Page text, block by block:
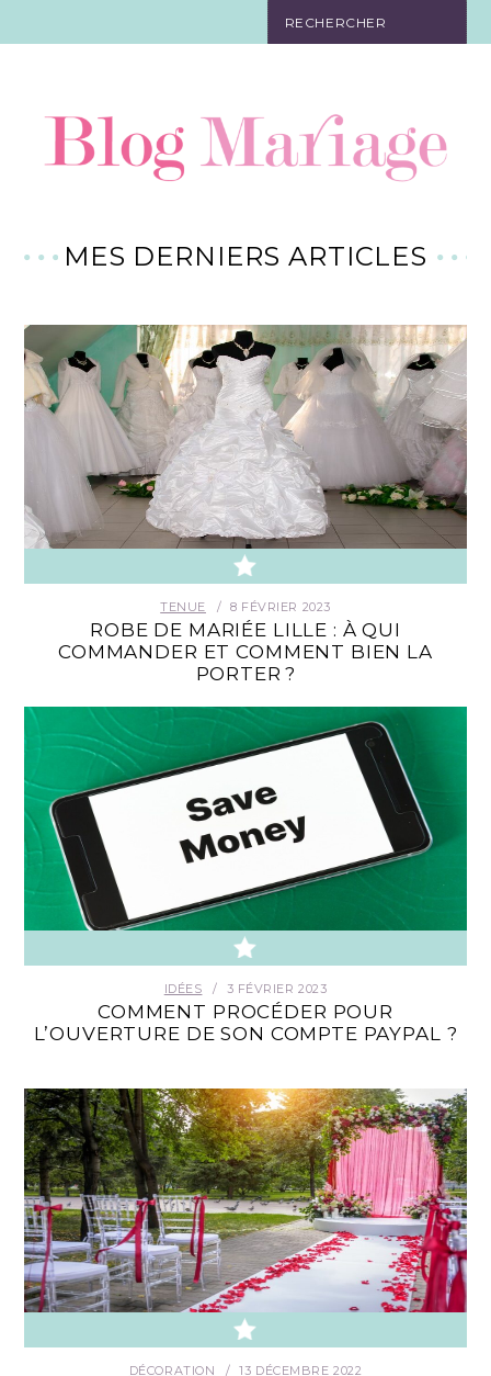
ORGANISATION
DÉCORATION
FAIRE-PART
CONTACT
MES DERNIERS ARTICLES
TENUE 8 FÉVRIER 2023
ROBE DE MARIÉE LILLE : À QUI
COMMANDER ET COMMENT BIEN LA
PORTER ?
IDÉES 3 FÉVRIER 2023
COMMENT PROCÉDER POUR
L’OUVERTURE DE SON COMPTE PAYPAL ?
DÉCORATION 13 DÉCEMBRE 2022